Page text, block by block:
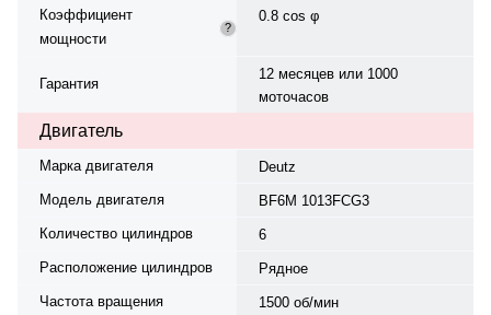
Коэффициент
мощности
?
0.8 cos φ
Гарантия
12 месяцев или 1000
моточасов
Двигатель
Марка двигателя
Deutz
Модель двигателя
BF6M 1013FCG3
Количество цилиндров
6
Расположение цилиндров
Рядное
Частота вращения
1500 об/мин